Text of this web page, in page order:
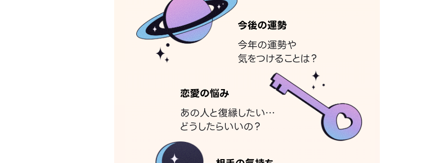
今後の運勢
今年の運勢や
気をつけることは？
恋愛の悩み
あの人と復縁したい…
どうしたらいいの？